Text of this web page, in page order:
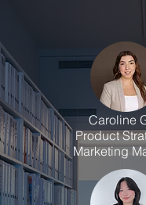
Caroline
Product
Marketing